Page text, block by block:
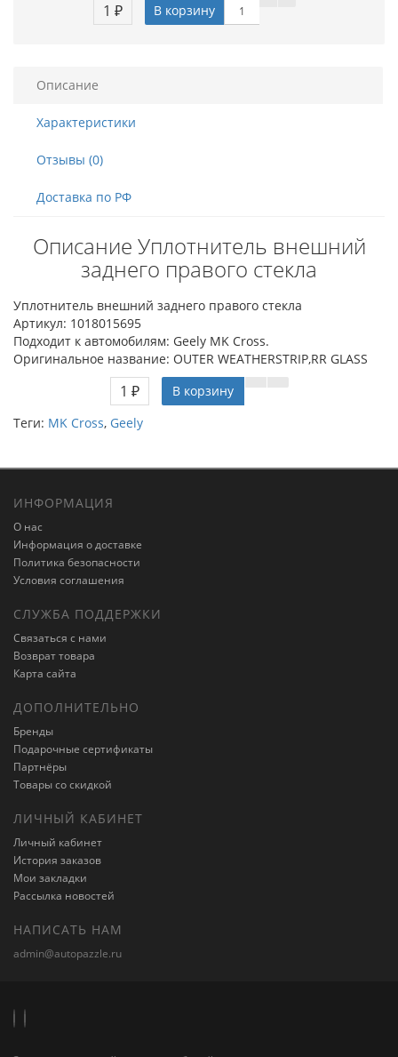
1 ₽ В корзину
Описание
Характеристики
Отзывы (0)
Доставка по РФ
Описание Уплотнитель внешний
заднего правого стекла
Уплотнитель внешний заднего правого стекла
Артикул: 1018015695
Подходит к автомобилям: Geely MK Cross.
Оригинальное название: OUTER WEATHERSTRIP,RR GLASS
1 ₽
В корзину
Теги: MK Cross, Geely
ИНФОРМАЦИЯ
О нас
Информация о доставке
Политика безопасности
Условия соглашения
СЛУЖБА ПОДДЕРЖКИ
Связаться с нами
Возврат товара
Карта сайта
ДОПОЛНИТЕЛЬНО
Бренды
Подарочные сертификаты
Партнёры
Товары со скидкой
ЛИЧНЫЙ КАБИНЕТ
Личный кабинет
История заказов
Мои закладки
Рассылка новостей
НАПИСАТЬ НАМ
admin@autopazzle.ru